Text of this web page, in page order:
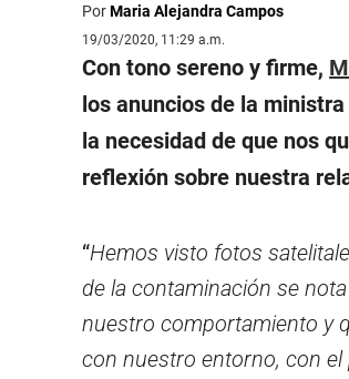
PorMaria Alejandra Campos
19/03/2020, 11:29 a.m.
Con tono sereno y firme,
los anuncios de la
la necesidad de que nos
reflexión sobre nuestra
“Hemos visto fotos
de la contaminación se
nuestro comportamiento y
con nuestro entorno, con